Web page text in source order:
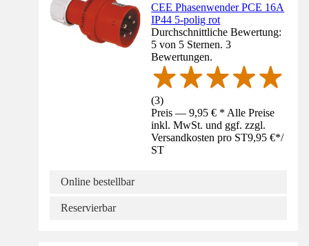
CEE Phasenwender PCE 16A
IP44 5-polig rot
Durchschnittliche Bewertung:
5 von 5 Sternen. 3
Bewertungen.
(3)
Preis — 9,95 € * Alle Preise
inkl. MwSt. und ggf. zzgl.
Versandkosten pro ST9,95 €*/
ST
Online bestellbar
Reservierbar